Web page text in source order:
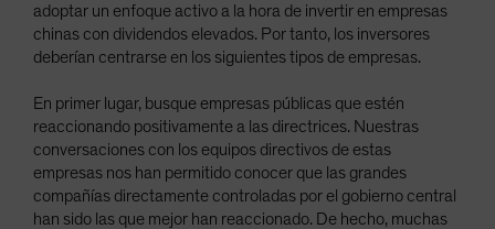
adoptar un enfoque activo a la hora de invertir en empresas
chinas con dividendos elevados. Por tanto, los inversores
deberían centrarse en los siguientes tipos de empresas.
En primer lugar, busque empresas públicas que estén
reaccionando positivamente a las directrices. Nuestras
conversaciones con los equipos directivos de estas
empresas nos han permitido conocer que las grandes
compañías directamente controladas por el gobierno central
han sido las que mejor han reaccionado. De hecho, muchas